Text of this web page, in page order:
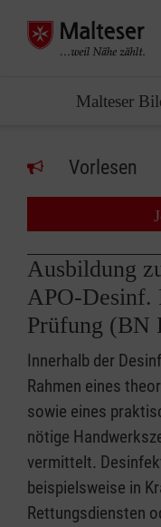
Malteser
Vorlesen
Ausbildung
APO-Desinf.
Prüfung (BN
Innerhalb der
Rahmen eines
sowie eines
nötige
vermittelt.
beispielsweise in
Rettungsdiensten